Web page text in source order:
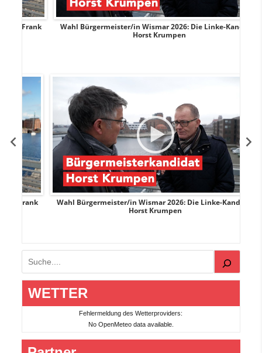
Wahl Bürgermeister/in Wismar 2026: Die Linke-Kandidat
Horst Krumpen
Wahl Bürgermeister/in Wismar 2026: Die Linke-Kandidat
Horst Krumpen
Suchen
WETTER
Fehlermeldung des Wetterproviders:
No OpenMeteo data available.